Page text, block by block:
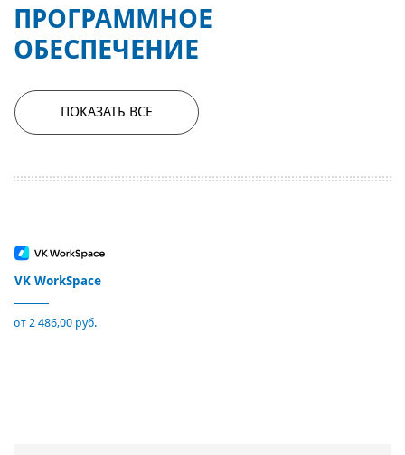
ПРОГРАММНОЕ
ОБЕСПЕЧЕНИЕ
ПОКАЗАТЬ ВСЕ
VK WorkSpace
от 2 486,00 руб.